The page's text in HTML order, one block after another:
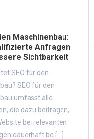
Maschinenbau:
Anfragen
Sichtbarkeit
SEO für den
SEO für den
umfasst alle
die dazu beitragen,
bei relevanten
dauerhaft be [...]